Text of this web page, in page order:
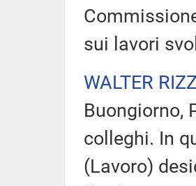
sui lavori
WALTER
Buongiorno,
colleghi. In
(Lavoro)